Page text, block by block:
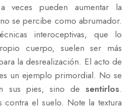
veces pueden aumentar la
se percibe como abrumador.
interoceptivas, que lo
cuerpo, suelen ser más
la desrealización. El acto de
un ejemplo primordial. No se
sus pies, sino de sentirlos.
contra el suelo. Note la textura